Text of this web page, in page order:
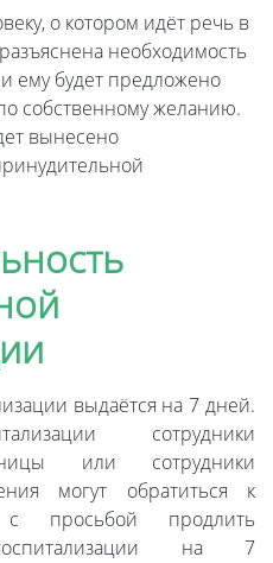
о котором идёт речь в
необходимость
ему будет предложено
собственному желанию.
вынесено
выдаётся на 7 дней.
сотрудники
или сотрудники
могут обратиться к
с просьбой продлить
на 7